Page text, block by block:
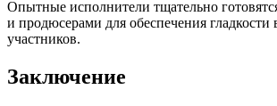
Опытные исполнители тщательно
и продюсерами для обеспечения
участников.
Заключение